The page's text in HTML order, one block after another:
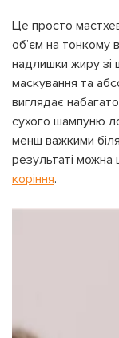
Це просто
об’єм на тонкому
надлишки жиру зі
маскування та
виглядає
сухого шампуню
менш важкими
результаті
коріння.